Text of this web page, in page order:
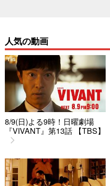
人気の動画
8/9(日)よる9時！日曜劇場
『VIVANT』第13話 【TBS】